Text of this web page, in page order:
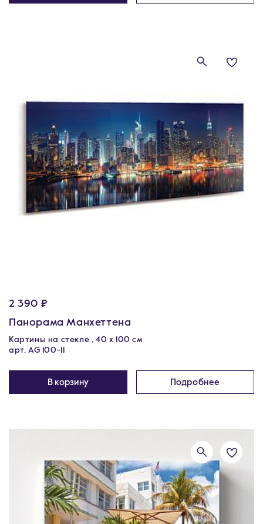
2 390 ₽
Панорама Манхеттена
Картины на стекле , 40 x 100 см
арт. AG 100-11
В корзину Подробнее